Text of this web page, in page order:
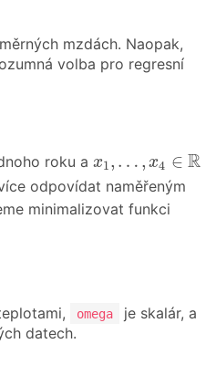
mzdách. Naopak,
volba pro regresní
roku a x1, … , x4 ∈ R
x1 4∈ R
odpovídat naměřeným
minimalizovat funkci
omega je skalár, a
datech.